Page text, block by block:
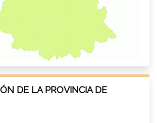
DE LA PROVINCIA DE